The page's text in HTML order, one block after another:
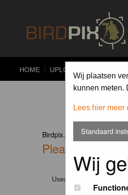
HOME UPLOAD
Wij plaatsen
kunnen meten.
Lees hier
Standaard
Wij
Birdpix.nl Forum Index
Please enter
Username: